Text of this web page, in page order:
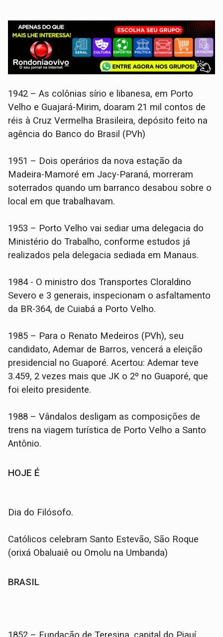
1942 – As colônias sírio e libanesa, em Porto
Velho e Guajará-Mirim, doaram 21 mil contos de
réis à Cruz Vermelha Brasileira, depósito feito na
agência do Banco do Brasil (PVh)
1951 – Dois operários da nova estação da
Madeira-Mamoré em Jacy-Paraná, morreram
soterrados quando um barranco desabou sobre o
local em que trabalhavam.
1953 – Porto Velho vai sediar uma delegacia do
Ministério do Trabalho, conforme estudos já
realizados pela delegacia sediada em Manaus.
1984 - O ministro dos Transportes Cloraldino
Severo e 3 generais, inspecionam o asfaltamento
da BR-364, de Cuiabá a Porto Velho.
1985 – Para o Renato Medeiros (PVh), seu
candidato, Ademar de Barros, vencerá a eleição
presidencial no Guaporé. Acertou: Ademar teve
3.459, 2 vezes mais que JK o 2º no Guaporé, que
foi eleito presidente.
1988 – Vândalos desligam as composições de
trens na viagem turística de Porto Velho a Santo
Antônio.
HOJE É
Dia do Filósofo.
Católicos celebram Santo Estevão, São Roque
(orixá Obaluaiê ou Omolu na Umbanda)
BRASIL